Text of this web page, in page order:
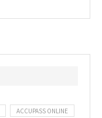
ACCUPASS ONLINE